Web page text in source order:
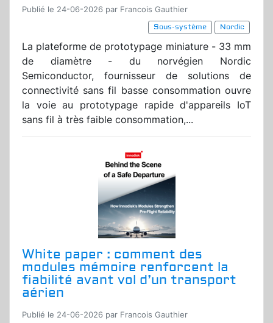
Publié le 24-06-2026 par Francois Gauthier
Sous-système
Nordic
La plateforme de prototypage miniature - 33 mm
de diamètre - du norvégien Nordic
Semiconductor, fournisseur de solutions de
connectivité sans fil basse consommation ouvre
la voie au prototypage rapide d'appareils IoT
sans fil à très faible consommation,...
White paper : comment des
modules mémoire renforcent la
fiabilité avant vol d’un transport
aérien
Publié le 24-06-2026 par Francois Gauthier